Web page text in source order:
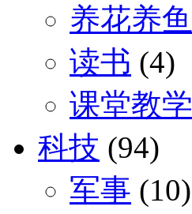
养花养鱼
读书 (4)
课堂教学
科技 (94)
军事 (10)